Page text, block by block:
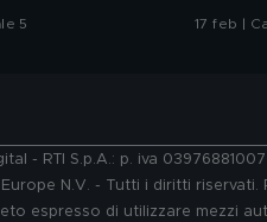
5 17 feb |
- RTI S.p.A.: p. iva
N.V. - Tutti i diritti
espresso di utilizzare mezzi